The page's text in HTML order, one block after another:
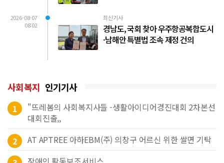
2026-08-07
08:02
최신기사
경남도, 국회 찾아 우주항공복합도시
·남해안 특별법 조속 제정 건의
사회복지 인기기사
1
"뜨레봄의 사회복지사들 -생활아이디어경진대회 2차본선
대회진출,,
2
AT APTREE 아하EBM(주) 의창구 어르신 위한 쌀면 기탁